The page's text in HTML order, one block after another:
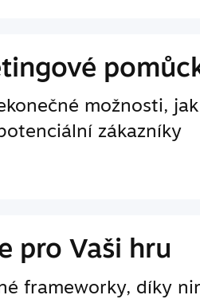
možnosti, jak
zákazníky
pro Vaši hru
frameworky, díky